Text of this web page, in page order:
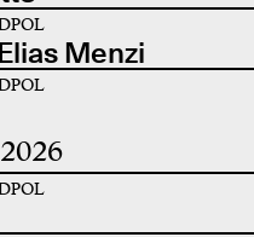
Menzi